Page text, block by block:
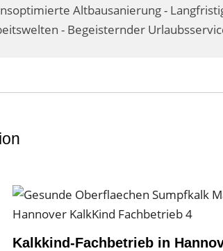
Altbausanierung -
- Begeisternder
Kalkkind-Fachbetrieb in